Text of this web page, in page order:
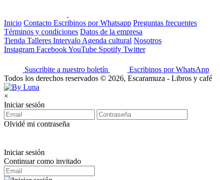
Inicio Contacto Escribinos por Whatsapp Preguntas frecuentes
Términos y condiciones Datos de la empresa
Tienda Talleres Intervalo Agenda cultural Nosotros
Instagram FacebookYouTube Spotify Twitter
Suscribite a nuestro boletín
Escribinos por WhatsApp
Todos los derechos reservados © 2026, Escaramuza - Libros y café
×
Iniciar sesión
Olvidé mi contraseña
Iniciar sesión
Continuar como invitado